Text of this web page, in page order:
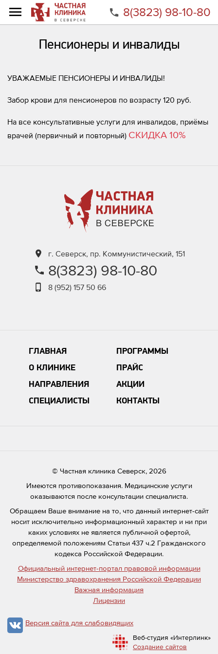
8(3823) 98-10-80
Пенсионеры и инвалиды
УВАЖАЕМЫЕ ПЕНСИОНЕРЫ И ИНВАЛИДЫ!
Забор крови для пенсионеров по возрасту 120 руб.
На все консультативные услуги для инвалидов, приёмы
врачей (первичный и повторный) СКИДКА 10%
г. Северск, пр. Коммунистический, 151
8(3823) 98-10-80
8 (952) 157 50 66
ГЛАВНАЯ
О КЛИНИКЕ
НАПРАВЛЕНИЯ
СПЕЦИАЛИСТЫ
ПРОГРАММЫ
ПРАЙС
АКЦИИ
КОНТАКТЫ
© Частная клиника Северск, 2026
Имеются противопоказания. Медицинские услуги
оказываются после консультации специалиста.
Обращаем Ваше внимание на то, что данный интернет-сайт
носит исключительно информационный характер и ни при
каких условиях не является публичной офертой,
определяемой положениям Статьи 437 ч.2 Гражданского
кодекса Российской Федерации.
Официальный интернет-портал правовой информации
Министерство здравохранения Российской Федерации
Важная информация
Лицензии
Версия сайта для слабовидящих
Веб-студия «Интерлинк»
Создание сайтов